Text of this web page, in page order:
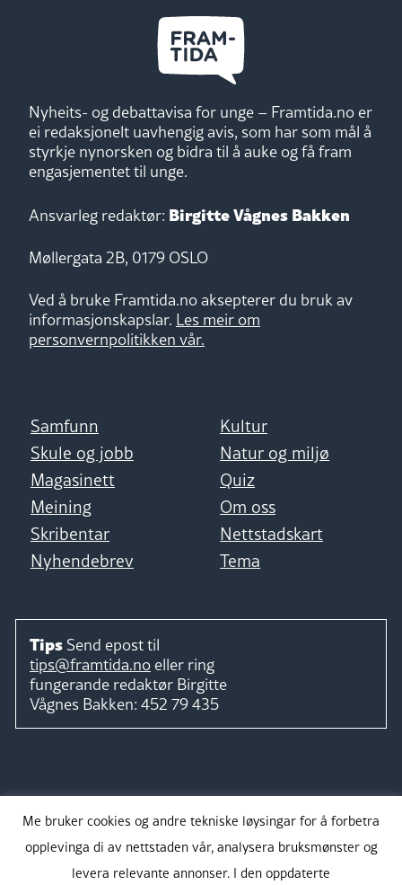
Nyheits- og debattavisa for unge – Framtida.no er
ei redaksjonelt uavhengig avis, som har som mål å
styrkje nynorsken og bidra til å auke og få fram
engasjementet til unge.
Ansvarleg redaktør: Birgitte Vågnes Bakken
Møllergata 2B, 0179 OSLO
Ved å bruke Framtida.no aksepterer du bruk av
informasjonskapslar. Les meir om
personvernpolitikken vår.
Samfunn
Kultur
Skule og jobb
Natur og miljø
Magasinett
Quiz
Meining
Om oss
Skribentar
Nettstadskart
Nyhendebrev
Tema
Tips Send epost til
tips@framtida.no eller ring
fungerande redaktør Birgitte
Vågnes Bakken: 452 79 435
Me bruker cookies og andre tekniske løysingar for å forbetra
opplevinga di av nettstaden vår, analysera bruksmønster og
levera relevante annonser. I den oppdaterte